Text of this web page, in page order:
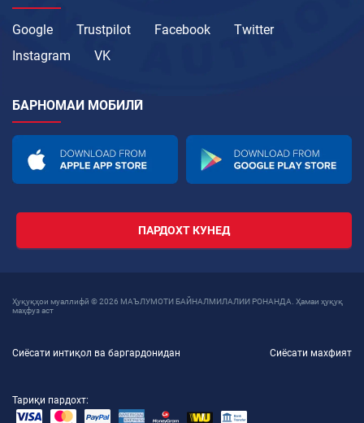
Google Trustpilot Facebook
Twitter
Instagram
VK
БАРНОМАИ МОБИЛӢ
ПАРДОХТ КУНЕД
Ҳуқуқҳои муаллифӣ © 2026 МАЪЛУМОТИ БАЙНАЛМИЛАЛИИ РОНАНДА. Ҳамаи ҳуқуқ
маҳфуз аст
Сиёсати интиқол ва баргардонидан Сиёсати махфият
Тариқи пардохт: